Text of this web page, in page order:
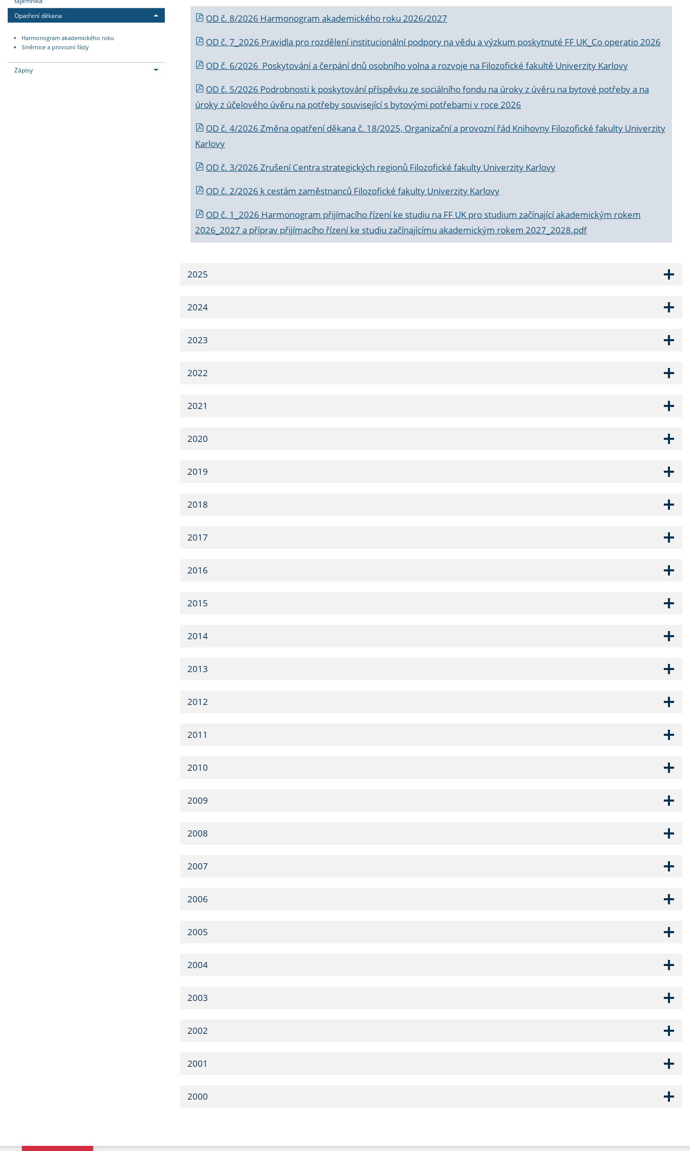
Opatření děkana
Harmonogram akademického roku
Směrnice a provozní řády
Zápisy
OD č. 8/2026 Harmonogram akademického roku 2026/2027
OD č. 7_2026 Pravidla pro rozdělení institucionální podpory na vědu a výzkum poskytnuté FF UK_Co operatio 2026
OD č. 6/2026 Poskytování a čerpání dnů osobního volna a rozvoje na Filozofické fakultě Univerzity Karlovy
OD č. 5/2026 Podrobnosti k poskytování příspěvku ze sociálního fondu na úroky z úvěru na bytové potřeby a na
úroky z účelového úvěru na potřeby související s bytovými potřebami v roce 2026
OD č. 4/2026 Změna opatření děkana č. 18/2025, Organizační a provozní řád Knihovny Filozofické fakulty Univerzity
Karlovy
OD č. 3/2026 Zrušení Centra strategických regionů Filozofické fakulty Univerzity Karlovy
OD č. 2/2026 k cestám zaměstnanců Filozofické fakulty Univerzity Karlovy
OD č. 1_2026 Harmonogram přijímacího řízení ke studiu na FF UK pro studium začínající akademickým rokem
2026_2027 a příprav přijímacího řízení ke studiu začínajícímu akademickým rokem 2027_2028.pdf
2025
2024
2023
2022
2021
2020
2019
2018
2017
2016
2015
2014
2013
2012
2011
2010
2009
2008
2007
2006
2005
2004
2003
2002
2001
2000